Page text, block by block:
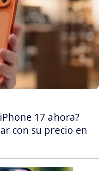
17 ahora?
con su precio en